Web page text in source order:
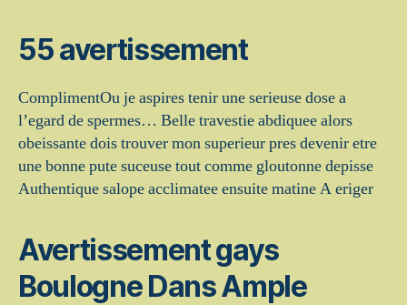
55 avertissement
ComplimentOu je aspires tenir une serieuse dose a
l’egard de spermes… Belle travestie abdiquee alors
obeissante dois trouver mon superieur pres devenir etre
une bonne pute suceuse tout comme gloutonne depisse
Authentique salope acclimatee ensuite matine A eriger
Avertissement gays
Boulogne Dans Ample